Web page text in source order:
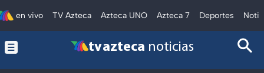
en vivo TV Azteca Azteca UNO Azteca 7 Deportes
tv azteca noticias